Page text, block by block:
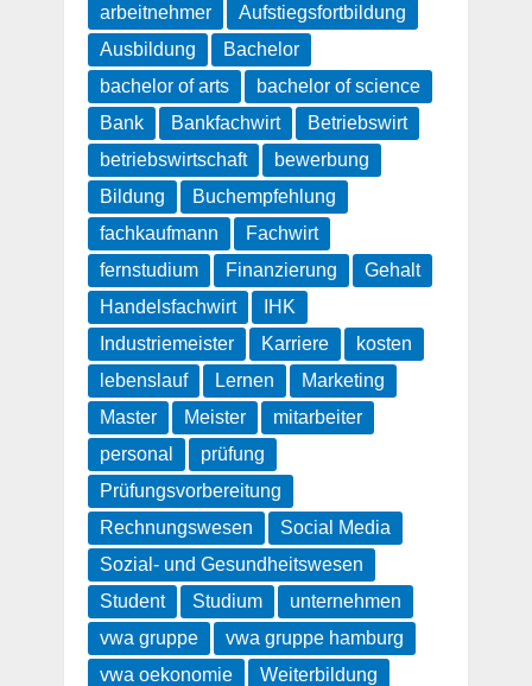
arbeitnehmer
Aufstiegsfortbildung
Ausbildung
Bachelor
bachelor of arts
bachelor of science
Bank
Bankfachwirt
Betriebswirt
betriebswirtschaft
bewerbung
Bildung
Buchempfehlung
fachkaufmann
Fachwirt
fernstudium
Finanzierung
Gehalt
Handelsfachwirt
IHK
Industriemeister
Karriere
kosten
lebenslauf
Lernen
Marketing
Master
Meister
mitarbeiter
personal
prüfung
Prüfungsvorbereitung
Rechnungswesen
Social Media
Sozial- und Gesundheitswesen
Student
Studium
unternehmen
vwa gruppe
vwa gruppe hamburg
vwa oekonomie
Weiterbildung